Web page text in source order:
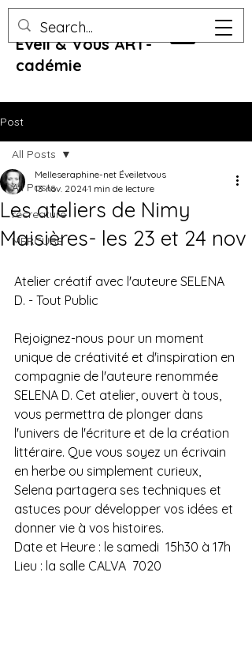
Eveil & Vous ART-
cadémie
Post
All Posts
recreature
MERCURE
All Posts
Les ateliers de Nimy
Maisières- les 23 et 24 nov
Melleseraphine-net Éveiletvous
13 nov. 20241 min de lecture
Atelier créatif avec l'auteure SELENA
D. - Tout Public
Rejoignez-nous pour un moment
unique de créativité et d'inspiration en
compagnie de l'auteure renommée
SELENA D. Cet atelier, ouvert à tous,
vous permettra de plonger dans
l'univers de l'écriture et de la création
littéraire. Que vous soyez un écrivain
en herbe ou simplement curieux,
Selena partagera ses techniques et
astuces pour développer vos idées et
donner vie à vos histoires.
Date et Heure : le samedi  15h30 à 17h
Lieu : la salle CALVA  7020